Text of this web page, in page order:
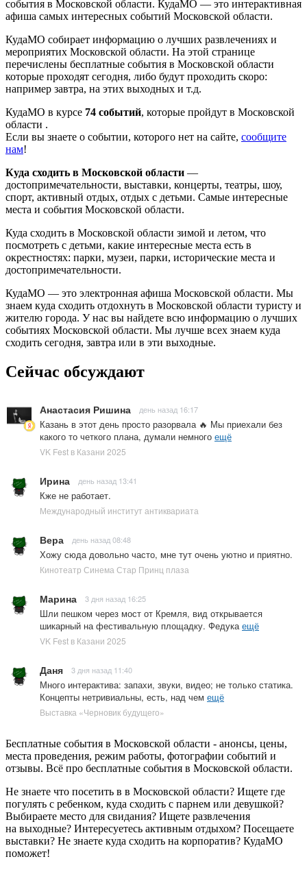
события в Московской области. КудаМО — это интерактивная
афиша самых интересных событий Московской области.
КудаМО собирает информацию о лучших развлечениях и
мероприятих Московской области. На этой странице
перечислены бесплатные события в Московской области
которые проходят сегодня, либо будут проходить скоро:
например завтра, на этих выходных и т.д.
КудаМО в курсе 74 событий, которые пройдут в Московской
области .
Если вы знаете о событии, которого нет на сайте, сообщите
нам!
Куда сходить в Московской области —
достопримечательности, выставки, концерты, театры, шоу,
спорт, активный отдых, отдых с детьми. Самые интересные
места и события Московской области.
Куда сходить в Московской области зимой и летом, что
посмотреть с детьми, какие интересные места есть в
окрестностях: парки, музеи, парки, исторические места и
достопримечательности.
КудаМО — это электронная афиша Московской области. Мы
знаем куда сходить отдохнуть в Московской области туристу и
жителю города. У нас вы найдете всю информацию о лучших
событиях Московской области. Мы лучше всех знаем куда
сходить сегодня, завтра или в эти выходные.
Сейчас обсуждают
Анастасия Ришина день назад 16:17
Казань в этот день просто разорвала 🔥 Мы приехали без
какого то четкого плана, думали немного ещё
VK Fest в Казани 2025
Ирина день назад 13:41
Кже не работает.
Международный институт антиквариата
Вера день назад 08:48
Хожу сюда довольно часто, мне тут очень уютно и приятно.
Кинотеатр Синема Стар Принц плаза
Марина 3 дня назад 16:25
Шли пешком через мост от Кремля, вид открывается
шикарный на фестивальную площадку. Федукаещё
VK Fest в Казани 2025
Даня 3 дня назад 11:40
Много интерактива: запахи, звуки, видео; не только статика.
Концепты нетривиальны, есть, над чем ещё
Выставка «Черновик будущего»
Бесплатные события в Московской области - анонсы, цены,
места проведения, режим работы, фотографии событий и
отзывы. Всё про бесплатные события в Московской области.
Не знаете что посетить в в Московской области? Ищете где
погулять с ребенком, куда сходить с парнем или девушкой?
Выбираете место для свидания? Ищете развлечения
на выходные? Интересуетесь активным отдыхом? Посещаете
выставки? Не знаете куда сходить на корпоратив? КудаМО
поможет!